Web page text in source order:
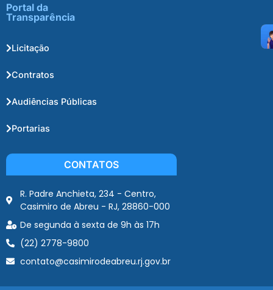
Portal da
Transparência
Licitação
Contratos
Audiências Públicas
Portarias
CONTATOS
R. Padre Anchieta, 234 - Centro,
Casimiro de Abreu - RJ, 28860-000
De segunda à sexta de 9h às 17h
(22) 2778-9800
contato@casimirodeabreu.rj.gov.br